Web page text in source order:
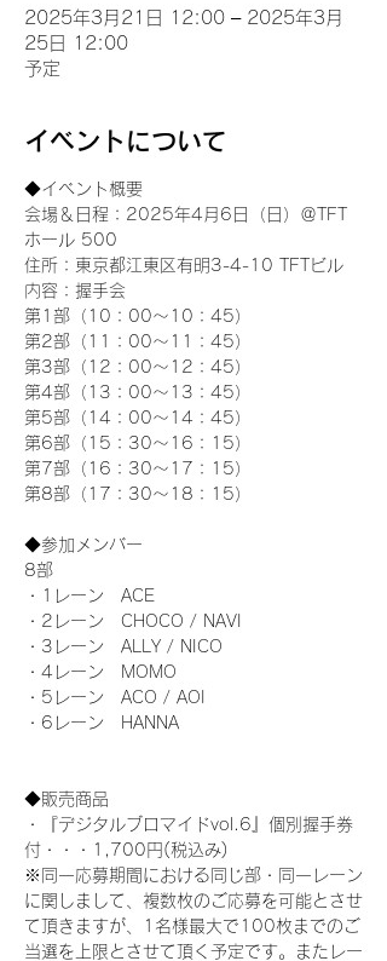
2025年3月21日 12:00 – 2025年3月
25日 12:00
予定
イベントについて
◆イベント概要
会場＆日程：2025年4月6日（日）＠TFT
ホール 500
住所：東京都江東区有明3-4-10 TFTビル
内容：握手会
第1部（10：00～10：45）
第2部（11：00～11：45）
第3部（12：00～12：45）
第4部（13：00～13：45）
第5部（14：00～14：45）
第6部（15：30～16：15）
第7部（16：30～17：15）
第8部（17：30～18：15）
◆参加メンバー
8部
・1レーン　ACE
・2レーン　CHOCO / NAVI
・3レーン　ALLY / NICO
・4レーン　MOMO
・5レーン　ACO / AOI
・6レーン　HANNA
◆販売商品
・『デジタルブロマイドvol.6』個別握手券
付・・・1,700円(税込み)
※同一応募期間における同じ部・同一レーン
に関しまして、複数枚のご応募を可能とさせ
て頂きますが、1名様最大で100枚までのご
当選を上限とさせて頂く予定です。またレー